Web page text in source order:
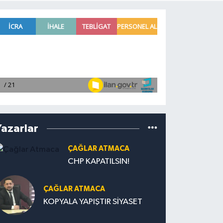
ÇAĞLAR ATMACA
CHP KAPATILSIN!
ÇAĞLAR ATMACA
KOPYALA YAPIŞTIR SİYASET